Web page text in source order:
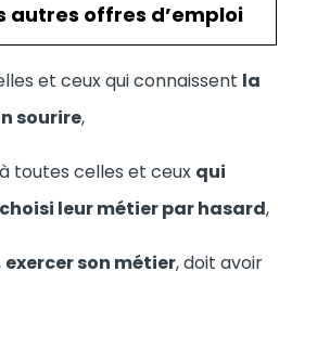
autres offres d’emploi
et ceux qui connaissent la
sourire,
à toutes celles et ceux qui
leur métier par hasard,
exercer son métier, doit avoir